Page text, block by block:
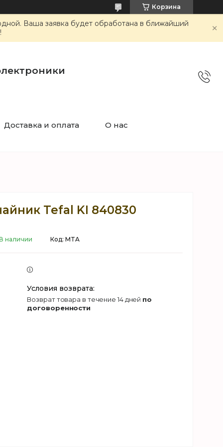
Корзина
Ваша заявка будет обработана в ближайший
Доставка и оплата О нас
Tefal KI 840830
наличии Код: MTA
возврат товара в течение 14 дней по
договоренности